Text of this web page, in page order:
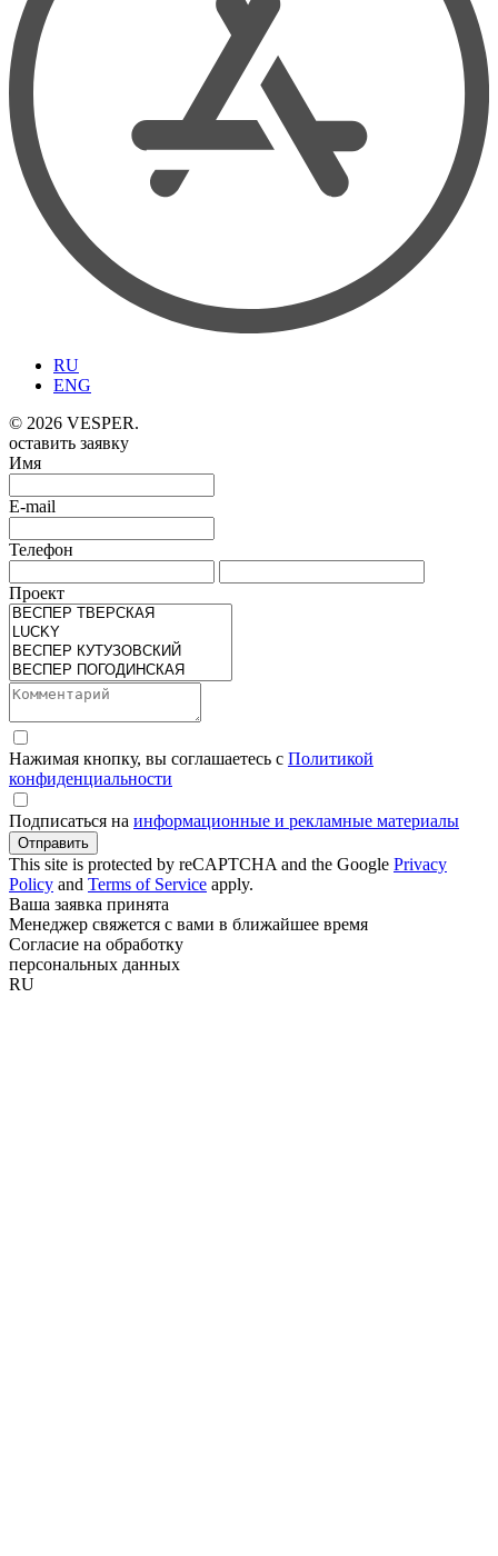
RU
ENG
© 2026 VESPER.
оставить заявку
Имя
E-mail
Телефон
Проект
Нажимая кнопку, вы соглашаетесь с Политикой
конфиденциальности
Подписаться на информационные и рекламные материалы
Отправить
This site is protected by reCAPTCHA and the Google Privacy
Policy and Terms of Service apply.
Ваша заявка принята
Менеджер свяжется с вами в ближайшее время
Согласие на обработку
персональных данных
RU